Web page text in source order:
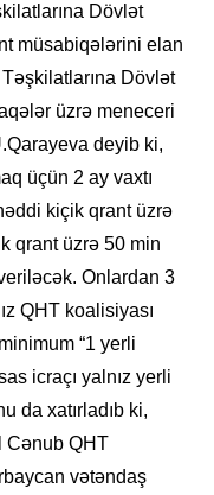
Dövlət
müsabiqələrini elan
Dövlət
üzrə meneceri
deyib ki,
üçün 2 ay vaxtı
kiçik qrant üzrə
qrant üzrə 50 min
Onlardan 3
QHT koalisiyası
“1 yerli
icraçı yalnız yerli
da xatırladıb ki,
Cənub QHT
vətəndaş